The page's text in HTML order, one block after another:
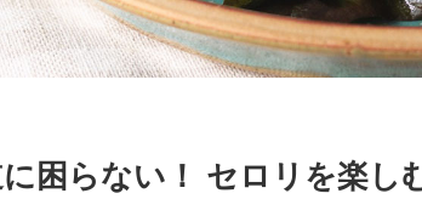
困らない！ セロリを楽し